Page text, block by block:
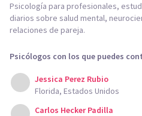
Psicología para profesionales,
diarios sobre salud mental,
relaciones de pareja.
Psicólogos con los que puedes
Jessica Perez Rubio
Florida, Estados Unidos
Carlos Hecker Padilla